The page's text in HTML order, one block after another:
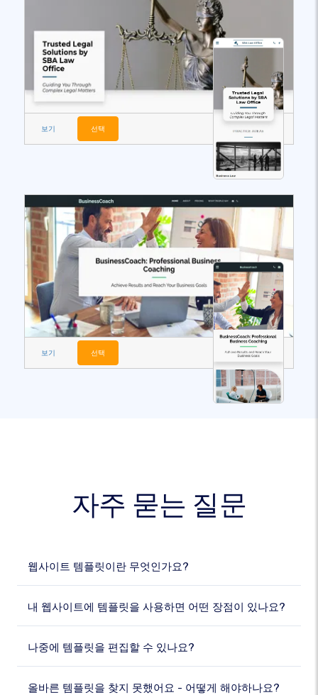
보기 선택
보기 선택
자주 묻는 질문
웹사이트 템플릿이란 무엇인가요?
내 웹사이트에 템플릿을 사용하면 어떤 장점이 있나요?
나중에 템플릿을 편집할 수 있나요?
올바른 템플릿을 찾지 못했어요 - 어떻게 해야하나요?